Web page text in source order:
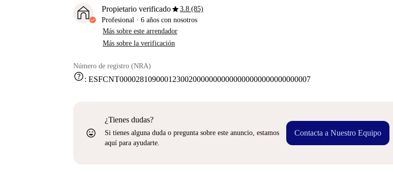
Propietario verificadostar3.8 (85)
Profesional · 6 años con nosotros
Más sobre este arrendador
Más sobre la verificación
Número de registro (NRA)
help: ESFCNT00002810900012300200000000000000000000000000007
sentiment_very_satisfied
¿Tienes dudas?
Si tienes alguna duda o pregunta sobre este anuncio, estamos
aquí para ayudarte.
Contacta a Nuestro Equipo